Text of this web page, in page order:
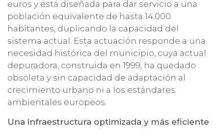
euros y está diseñada para dar servicio a una
población equivalente de hasta 14.000
habitantes, duplicando la capacidad del
sistema actual. Esta actuación responde a una
necesidad histórica del municipio, cuya actual
depuradora, construida en 1999, ha quedado
obsoleta y sin capacidad de adaptación al
crecimiento urbano ni a los estándares
ambientales europeos.
Una infraestructura optimizada y más eficiente